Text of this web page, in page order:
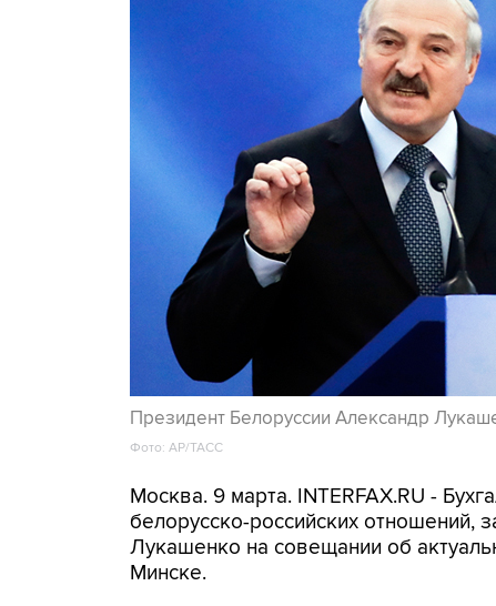
Президент Белоруссии Александр
Фото: AP/ТАСС
Москва. 9 марта. INTERFAX.RU -
белорусско-российских отношений,
Лукашенко на совещании об
Минске.